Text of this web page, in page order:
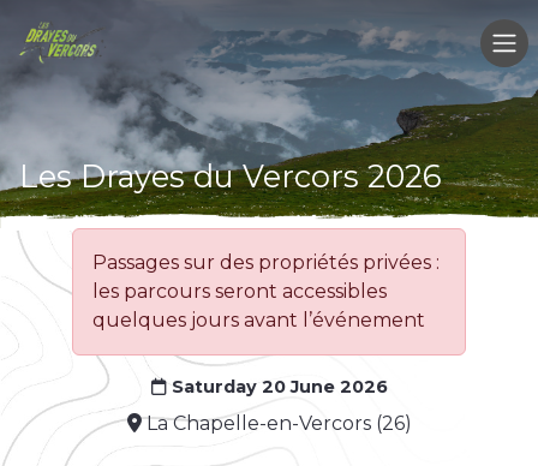
Les Drayes du Vercors 2026
Passages sur des propriétés privées :
les parcours seront accessibles
quelques jours avant l’événement
Saturday 20 June 2026
La Chapelle-en-Vercors (26)